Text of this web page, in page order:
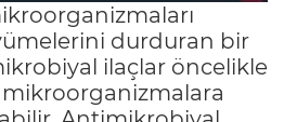
durduran bir
ilaçlar öncelikle